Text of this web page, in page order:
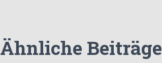
Ähnliche Beiträge